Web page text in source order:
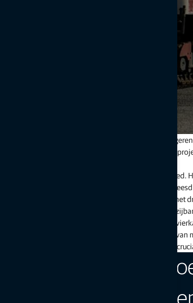
Landingsbaan 25 van Brussels Airport wordt volledig
duur van de sluiting van de baan en de impact van het
Landingsbaan 25 is 3,3 kilometer lang en 45 meter
de baan moeten de bovenste lagen asfalt worden
(inclusief de bekabeling) worden vervangen, evenals het
„We renoveren de landingsbaan, met inbegrip van de
nieuwe lagen asfalt op. In totaal gaat het om 222.000
klaar zijn. Dat wil zeggen: we frezen met een snelheid
bij het uitrollen van het nieuwe oppervlak, is snelheid
“Binnen vijf dagen